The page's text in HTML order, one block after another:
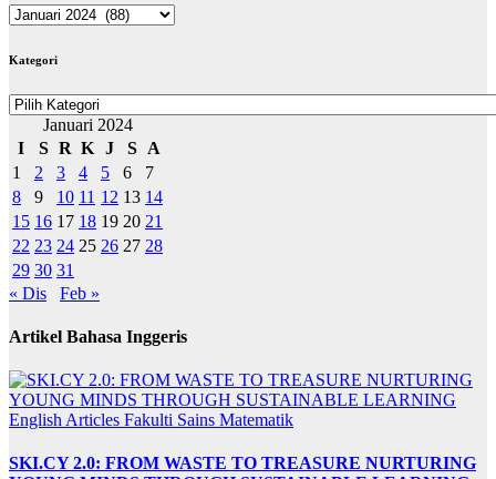
ARKIB
Kategori
Kategori
Januari 2024
I
S R K J S
A
1
2 3 4 5 6
7
8
9 10 11 12 13 14
15 16 17 18 19 20 21
22 23 24 25 26 27 28
29 30 31
« Dis
Feb »
Artikel Bahasa Inggeris
English Articles Fakulti Sains Matematik
SKI.CY 2.0: FROM WASTE TO TREASURE NURTURING